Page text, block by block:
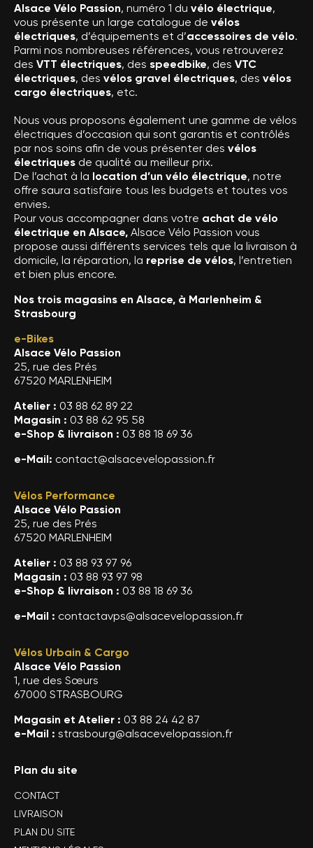
Alsace Vélo Passion, numéro 1 du vélo électrique,
vous présente un large catalogue de vélos
électriques, d’équipements et d’accessoires de vélo.
Parmi nos nombreuses références, vous retrouverez
des VTT électriques, des speedbike, des VTC
électriques, des vélos gravel électriques, des vélos
cargo électriques, etc.
Nous vous proposons également une gamme de vélos
électriques d’occasion qui sont garantis et contrôlés
par nos soins afin de vous présenter des vélos
électriques de qualité au meilleur prix.
De l’achat à la location d’un vélo électrique, notre
offre saura satisfaire tous les budgets et toutes vos
envies.
Pour vous accompagner dans votre achat de vélo
électrique en Alsace, Alsace Vélo Passion vous
propose aussi différents services tels que la livraison à
domicile, la réparation, la reprise de vélos, l’entretien
et bien plus encore.
Nos trois magasins en Alsace, à Marlenheim &
Strasbourg
e-Bikes
Alsace Vélo Passion
25, rue des Prés
67520 MARLENHEIM
Atelier : 03 88 62 89 22
Magasin : 03 88 62 95 58
e-Shop & livraison : 03 88 18 69 36
e-Mail: contact@alsacevelopassion.fr
Vélos Performance
Alsace Vélo Passion
25, rue des Prés
67520 MARLENHEIM
Atelier : 03 88 93 97 96
Magasin : 03 88 93 97 98
e-Shop & livraison : 03 88 18 69 36
e-Mail : contactavps@alsacevelopassion.fr
Vélos Urbain & Cargo
Alsace Vélo Passion
1, rue des Sœurs
67000 STRASBOURG
Magasin et Atelier : 03 88 24 42 87
e-Mail : strasbourg@alsacevelopassion.fr
Plan du site
CONTACT
LIVRAISON
PLAN DU SITE